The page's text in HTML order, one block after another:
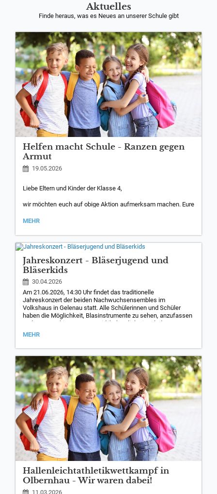
Aktuelles
Finde heraus, was es Neues an unserer Schule gibt
Helfen macht Schule - Ranzen gegen
Armut
19.05.2026
Liebe Eltern und Kinder der Klasse 4,
wir möchten euch auf obige Aktion aufmerksam machen. Eure
Wenn ihr euch an der Aktion beteiligen wollt, schaut euch den
Euer Grundschulteam
Helfen macht Schule - Ranzen
HELFEN
SCHULE
-
RANZEN
GEGEN
ARMUT:
MEHR
Jahreskonzert - Bläserjugend und
Bläserkids
30.04.2026
Am 21.06.2026, 14:30 Uhr findet das traditionelle
Jahreskonzert der beiden Nachwuchsensembles im
Volkshaus in Gelenau statt. Alle Schülerinnen und Schüler
haben die Möglichkeit, Blasinstrumente zu sehen, anzufassen
und auszuprobieren. Dazu seid ihr herzlich eingeladen.
Der Eintritt ist frei. Es werden auch Hinweise zur
Instrumentalausbildung an den Blasinstrumenten und
JAHRESKONZERT
BLÄSERJUGEND
UND
BLÄSERKIDS:
MEHR
Hallenleichtathletikwettkampf in
Olbernhau - Wir waren dabei!
11.03.2026